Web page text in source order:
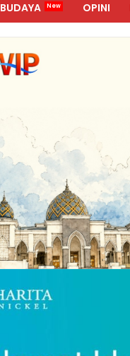
BUDAYA OPINI